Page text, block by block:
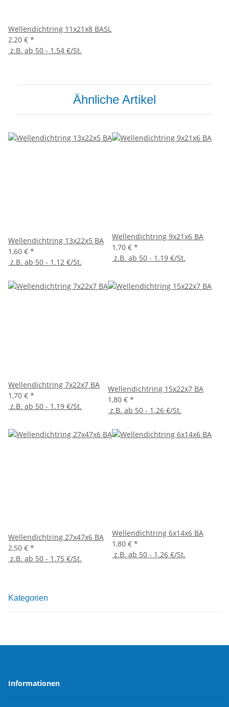
Wellendichtring 11x21x8 BASL
2,20 € *
z.B. ab 50 - 1.54 €/St.
Ähnliche Artikel
Wellendichtring 13x22x5 BA
1,60 € *
z.B. ab 50 - 1.12 €/St.
Wellendichtring 9x21x6 BA
1,70 € *
z.B. ab 50 - 1.19 €/St.
Wellendichtring 7x22x7 BA
1,70 € *
z.B. ab 50 - 1.19 €/St.
Wellendichtring 15x22x7 BA
1,80 € *
z.B. ab 50 - 1.26 €/St.
Wellendichtring 27x47x6 BA
2,50 € *
z.B. ab 50 - 1.75 €/St.
Wellendichtring 6x14x6 BA
1,80 € *
z.B. ab 50 - 1.26 €/St.
Kategorien
Informationen